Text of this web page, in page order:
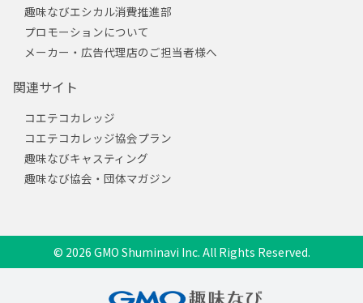
趣味なびエシカル消費推進部
プロモーションについて
メーカー・広告代理店のご担当者様へ
関連サイト
コエテコカレッジ
コエテコカレッジ協会プラン
趣味なびキャスティング
趣味なび協会・団体マガジン
© 2026 GMO Shuminavi Inc. All Rights Reserved.